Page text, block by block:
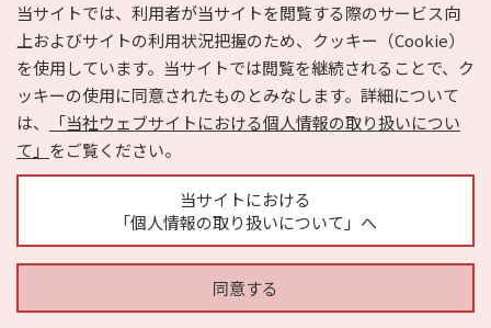
当サイトでは、利用者が当サイトを閲覧する際のサービス向
上およびサイトの利用状況把握のため、クッキー（Cookie）
を使用しています。当サイトでは閲覧を継続されることで、ク
ッキーの使用に同意されたものとみなします。詳細について
は、
「当社ウェブサイトにおける個人情報の取り扱いについ
て」 をご覧ください。
当サイトにおける
「個人情報の取り扱いについて」へ
同意する
e-NAVITA（イーナビタ）とは？ お気に入り
ヘルプ
利用規約
個人情報の取り扱いについて
運営会社
サイトマップ
広告掲載に関するお問い合わせ
Copyright © HYOJITO.Co.,Ltd. All Rights Reserved.